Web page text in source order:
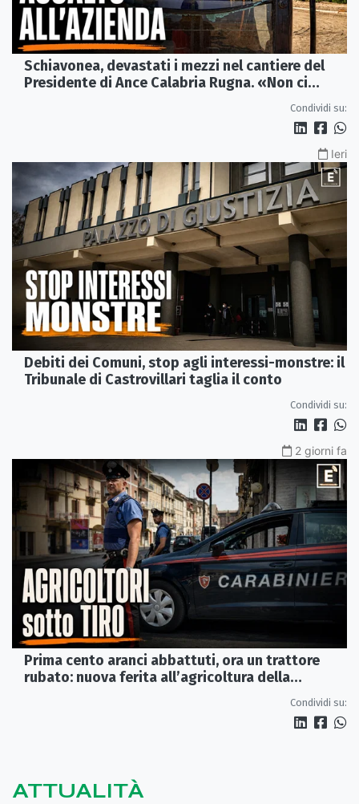
Schiavonea, devastati i mezzi nel cantiere del
Presidente di Ance Calabria Rugna. «Non ci
Condividi su:
Ieri
Debiti dei Comuni, stop agli interessi-monstre: il
Tribunale di Castrovillari taglia il conto
Condividi su:
2 giorni fa
Prima cento aranci abbattuti, ora un trattore
rubato: nuova ferita all’agricoltura della
Condividi su:
ATTUALITÀ